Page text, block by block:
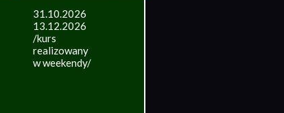
31.10.2026
13.12.2026
/kurs
realizowany
w weekendy/